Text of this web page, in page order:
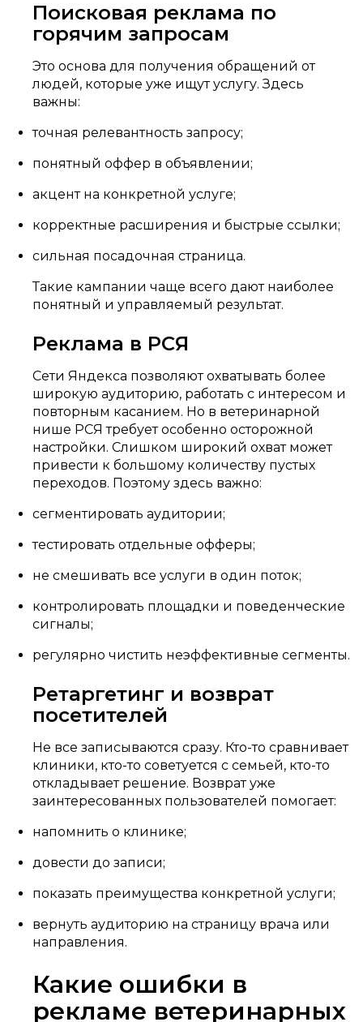
Поисковая реклама по
горячим запросам
Это основа для получения обращений от
людей, которые уже ищут услугу. Здесь
важны:
точная релевантность запросу;
понятный оффер в объявлении;
акцент на конкретной услуге;
корректные расширения и быстрые ссылки;
сильная посадочная страница.
Такие кампании чаще всего дают наиболее
понятный и управляемый результат.
Реклама в РСЯ
Сети Яндекса позволяют охватывать более
широкую аудиторию, работать с интересом и
повторным касанием. Но в ветеринарной
нише РСЯ требует особенно осторожной
настройки. Слишком широкий охват может
привести к большому количеству пустых
переходов. Поэтому здесь важно:
сегментировать аудитории;
тестировать отдельные офферы;
не смешивать все услуги в один поток;
контролировать площадки и поведенческие
сигналы;
регулярно чистить неэффективные сегменты.
Ретаргетинг и возврат
посетителей
Не все записываются сразу. Кто-то сравнивает
клиники, кто-то советуется с семьей, кто-то
откладывает решение. Возврат уже
заинтересованных пользователей помогает:
напомнить о клинике;
довести до записи;
показать преимущества конкретной услуги;
вернуть аудиторию на страницу врача или
направления.
Какие ошибки в
рекламе ветеринарных